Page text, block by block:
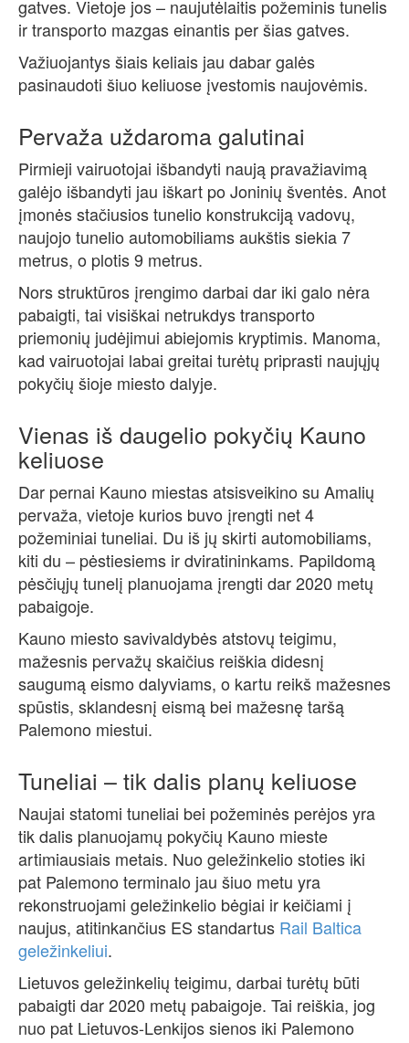
gatves. Vietoje jos – naujutėlaitis požeminis tunelis
ir transporto mazgas einantis per šias gatves.
Važiuojantys šiais keliais jau dabar galės
pasinaudoti šiuo keliuose įvestomis naujovėmis.
Pervaža uždaroma galutinai
Pirmieji vairuotojai išbandyti naują pravažiavimą
galėjo išbandyti jau iškart po Joninių šventės. Anot
įmonės stačiusios tunelio konstrukciją vadovų,
naujojo tunelio automobiliams aukštis siekia 7
metrus, o plotis 9 metrus.
Nors struktūros įrengimo darbai dar iki galo nėra
pabaigti, tai visiškai netrukdys transporto
priemonių judėjimui abiejomis kryptimis. Manoma,
kad vairuotojai labai greitai turėtų priprasti naujųjų
pokyčių šioje miesto dalyje.
Vienas iš daugelio pokyčių Kauno
keliuose
Dar pernai Kauno miestas atsisveikino su Amalių
pervaža, vietoje kurios buvo įrengti net 4
požeminiai tuneliai. Du iš jų skirti automobiliams,
kiti du – pėstiesiems ir dviratininkams. Papildomą
pėsčiųjų tunelį planuojama įrengti dar 2020 metų
pabaigoje.
Kauno miesto savivaldybės atstovų teigimu,
mažesnis pervažų skaičius reiškia didesnį
saugumą eismo dalyviams, o kartu reikš mažesnes
spūstis, sklandesnį eismą bei mažesnę taršą
Palemono miestui.
Tuneliai – tik dalis planų keliuose
Naujai statomi tuneliai bei požeminės perėjos yra
tik dalis planuojamų pokyčių Kauno mieste
artimiausiais metais. Nuo geležinkelio stoties iki
pat Palemono terminalo jau šiuo metu yra
rekonstruojami geležinkelio bėgiai ir keičiami į
naujus, atitinkančius ES standartus Rail Baltica
geležinkeliui.
Lietuvos geležinkelių teigimu, darbai turėtų būti
pabaigti dar 2020 metų pabaigoje. Tai reiškia, jog
nuo pat Lietuvos-Lenkijos sienos iki Palemono